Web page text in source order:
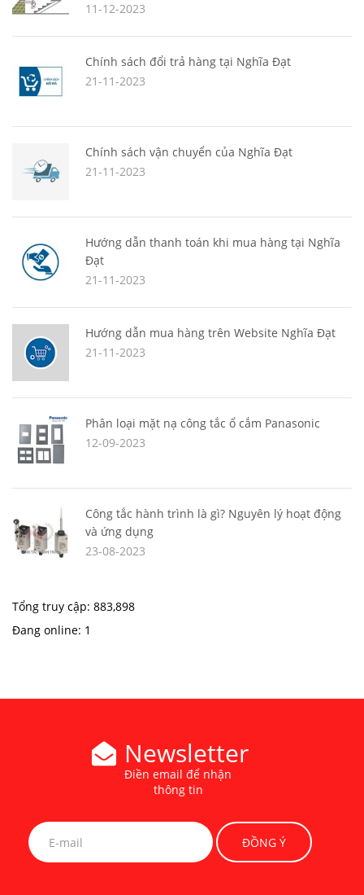
11-12-2023
Chính sách đổi trả hàng tại Nghĩa Đạt
21-11-2023
Chính sách vận chuyển của Nghĩa Đạt
21-11-2023
Hướng dẫn thanh toán khi mua hàng tại Nghĩa
Đạt
21-11-2023
Hướng dẫn mua hàng trên Website Nghĩa Đạt
21-11-2023
Phân loại mặt nạ công tắc ổ cắm Panasonic
12-09-2023
Công tắc hành trình là gì? Nguyên lý hoạt động
và ứng dụng
23-08-2023
Tổng truy cập: 883,898
Đang online: 1
Newsletter
Điền email để nhận
thông tin